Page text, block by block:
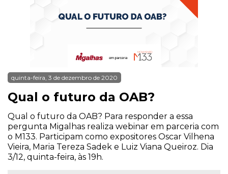
quinta-feira, 3 de dezembro de 2020
Qual o futuro da OAB?
Qual o futuro da OAB? Para responder a essa
pergunta Migalhas realiza webinar em parceria com
o M133. Participam como expositores Oscar Vilhena
Vieira, Maria Tereza Sadek e Luiz Viana Queiroz. Dia
3/12, quinta-feira, às 19h.